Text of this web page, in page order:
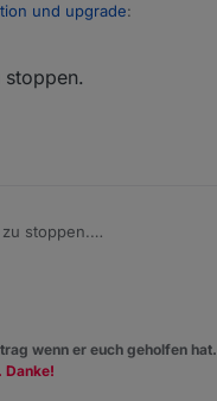
und upgrade:
stoppen.
wenn er euch geholfen hat.
Danke!